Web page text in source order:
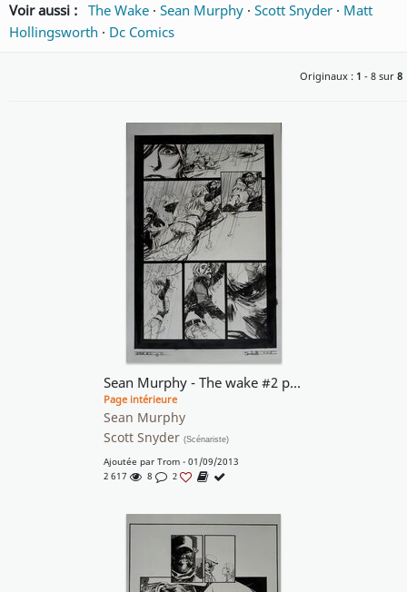
Voir aussi : The Wake · Sean Murphy · Scott Snyder · Matt
Hollingsworth · Dc Comics
Originaux : 1 - 8 sur 8
Sean Murphy - The wake #2 pg 12
Page intérieure
Sean Murphy
Scott Snyder (Scénariste)
Ajoutée par Trom - 01/09/2013
2 617
8 2